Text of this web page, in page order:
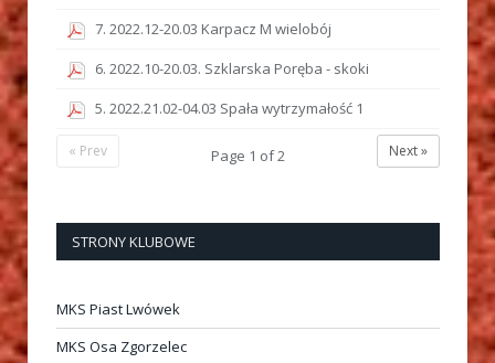
7. 2022.12-20.03 Karpacz M wielobój
6. 2022.10-20.03. Szklarska Poręba - skoki
5. 2022.21.02-04.03 Spała wytrzymałość 1
Next »
Page 1 of2
« Prev
STRONY KLUBOWE
MKS Piast Lwówek
MKS Osa Zgorzelec